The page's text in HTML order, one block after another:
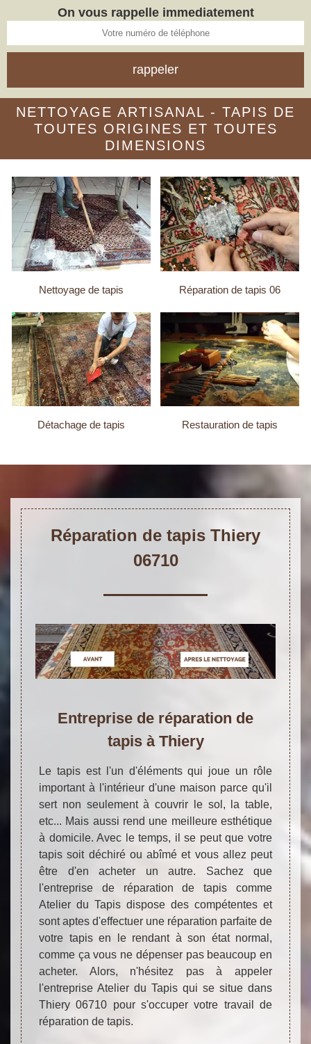
On vous rappelle immediatement
NETTOYAGE ARTISANAL - TAPIS DE
TOUTES ORIGINES ET TOUTES
DIMENSIONS
Nettoyage de tapis Réparation de tapis 06
Détachage de tapis Restauration de tapis
Réparation de tapis Thiery
06710
Entreprise de réparation de
tapis à Thiery
Le tapis est l'un d'éléments qui joue un rôle
important à l'intérieur d'une maison parce qu'il
sert non seulement à couvrir le sol, la table,
etc... Mais aussi rend une meilleure esthétique
à domicile. Avec le temps, il se peut que votre
tapis soit déchiré ou abîmé et vous allez peut
être d'en acheter un autre. Sachez que
l'entreprise de réparation de tapis comme
Atelier du Tapis dispose des compétentes et
sont aptes d'effectuer une réparation parfaite de
votre tapis en le rendant à son état normal,
comme ça vous ne dépenser pas beaucoup en
acheter. Alors, n'hésitez pas à appeler
l'entreprise Atelier du Tapis qui se situe dans
Thiery 06710 pour s'occuper votre travail de
réparation de tapis.